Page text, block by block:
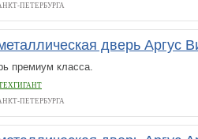
ПЕТЕРБУРГА
дверь Аргус
премиум класса.
ПЕТЕРБУРГА